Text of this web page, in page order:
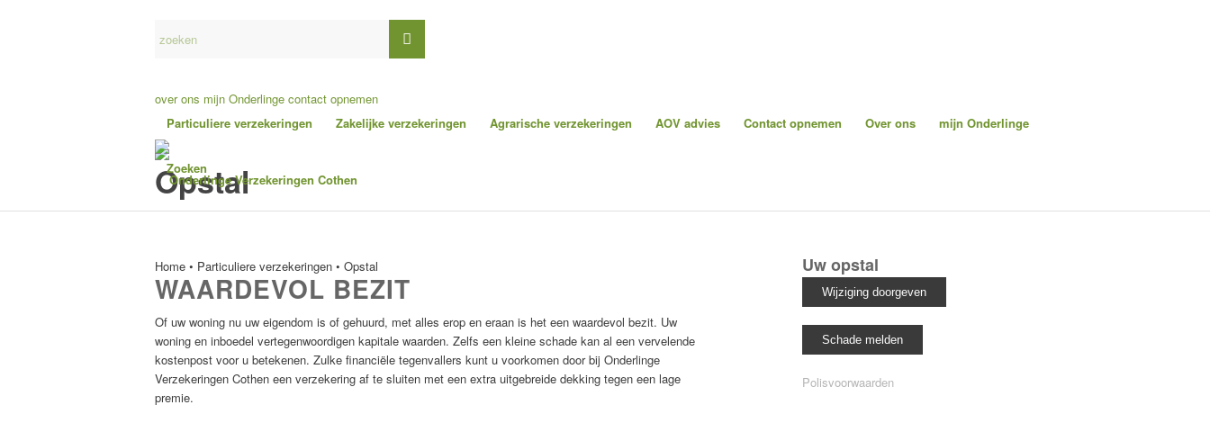
over ons mijn Onderlinge contact opnemen
Particuliere verzekeringen
Zakelijke verzekeringen Agrarische verzekeringen AOV advies Contact opnemen Over ons mijn Onderlinge
Zoeken
Opstal
Home • Particuliere verzekeringen • Opstal
WAARDEVOL BEZIT
Of uw woning nu uw eigendom is of gehuurd, met alles erop en eraan is het een waardevol bezit. Uw
woning en inboedel vertegenwoordigen kapitale waarden. Zelfs een kleine schade kan al een vervelende
kostenpost voor u betekenen. Zulke financiële tegenvallers kunt u voorkomen door bij Onderlinge
Verzekeringen Cothen een verzekering af te sluiten met een extra uitgebreide dekking tegen een lage
premie.
Uw opstal
Polisvoorwaarden